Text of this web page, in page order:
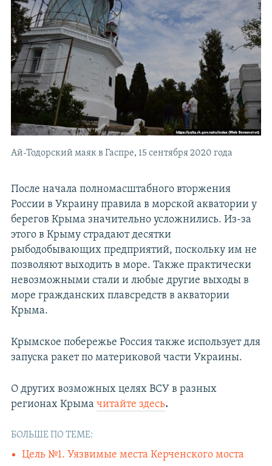
Ай-Тодорский маяк в Гаспре, 15 сентября 2020 года
После начала полномасштабного вторжения
России в Украину правила в морской акватории у
берегов Крыма значительно усложнились. Из-за
этого в Крыму страдают десятки
рыбодобывающих предприятий, поскольку им не
позволяют выходить в море. Также практически
невозможными стали и любые другие выходы в
море гражданских плавсредств в акватории
Крыма.
Крымское побережье Россия также использует для
запуска ракет по материковой части Украины.
О других возможных целях ВСУ в разных
регионах Крыма читайте здесь.
БОЛЬШЕ ПО ТЕМЕ:
Цель №1. Уязвимые места Керченского моста